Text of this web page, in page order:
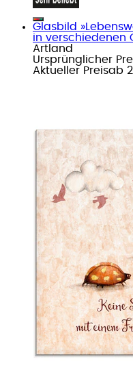
Glasbild
in verschiedenen
Artland
Ursprünglicher
Aktueller Preisab